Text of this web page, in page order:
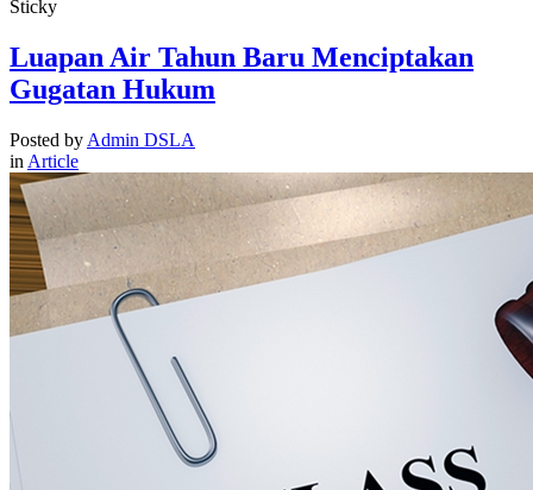
Sticky
Luapan Air Tahun Baru Menciptakan
Gugatan Hukum
Posted by Admin DSLA
in Article